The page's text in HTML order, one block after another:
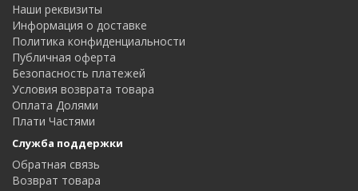
Наши реквизиты
Информация о доставке
Политика конфиденциальности
Публичная оферта
Безопасность платежей
Условия возврата товара
Оплата Долями
Плати Частями
Служба поддержки
Обратная связь
Возврат товара